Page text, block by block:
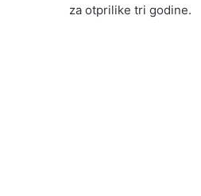
za otprilike tri godine.